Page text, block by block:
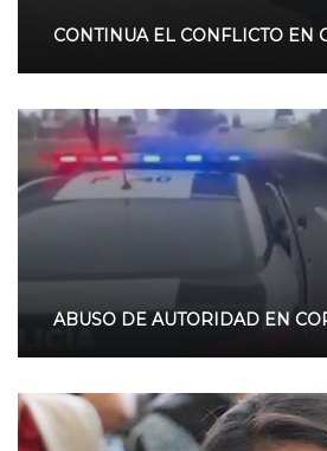
CONTINUA EL CONFLICTO EN
ABUSO DE AUTORIDAD EN